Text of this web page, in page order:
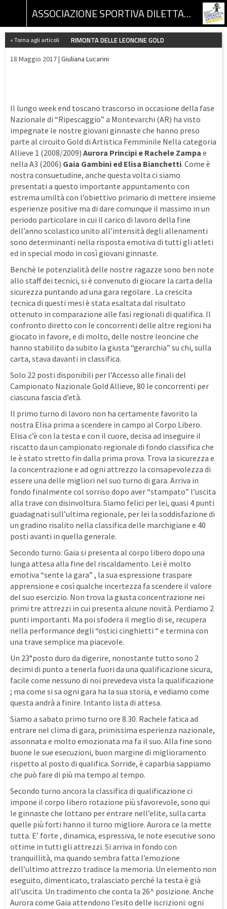
ASSOCIAZIONE SPORTIVA DILETTANTISTICA GINNASTICA ARTISTICA RECANATI
« Torna agli articoli RIMONTA DELLE LEONCINE GOLD
18 Maggio 2017 | Giuliana Lucarini
Il lungo week end toscano trascorso in occasione della fase
Nazionale di “Ripescaggio” a Montevarchi (AR) ha visto
impegnate le nostre giovani ginnaste che hanno preso
parte al circuito Gold di Artistica Femminile Nella categoria
Allieve 1 (2008/2009) Aurora Principi e Rachele Zampa e
nella A3 (2006) Gaia Gambini ed Elisa Bianchetti. Come è
nostra consuetudine, anche questa volta ci siamo
presentati a questo importante appuntamento con
estrema umiltà con l’obiettivo primario di mettere insieme
esperienze positive ma di dare comunque il massimo in un
periodo particolare in cui il carico di lavoro della fine
dell’anno scolastico unito all’intensità degli allenamenti
sono determinanti nella risposta emotiva di tutti gli atleti
ed in special modo in così giovani ginnaste.
Benchè le potenzialità delle nostre ragazze sono ben note
allo staff dei tecnici, si è convenuto di giocare la carta della
sicurezza puntando ad una gara regolare . La crescita
tecnica di questi mesi è stata esaltata dal risultato
ottenuto in comparazione alle fasi regionali di qualifica. Il
confronto diretto con le concorrenti delle altre regioni ha
giocato in favore, e di molto, delle nostre leoncine che
hanno stabilito da subito la giusta “gerarchia” su chi, sulla
carta, stava davanti in classifica.
Solo 22 posti disponibili per l’Accesso alle finali del
Campionato Nazionale Gold Allieve, 80 le concorrenti per
ciascuna fascia d’età.
Il primo turno di lavoro non ha certamente favorito la
nostra Elisa prima a scendere in campo al Corpo Libero.
Elisa c’è con la testa e con il cuore, decisa ad inseguire il
riscatto da un campionato regionale di fondo classifica che
le è stato stretto fin dalla prima prova. Trova la sicurezza e
la concentrazione e ad ogni attrezzo la consapevolezza di
essere una delle migliori nel suo turno di gara. Arriva in
fondo finalmente col sorriso dopo aver “stampato” l’uscita
alla trave con disinvoltura. Siamo felici per lei, quasi 4 punti
guadagnati sull’ultima regionale, per lei la soddisfazione di
un gradino risalito nella classifica delle marchigiane e 40
posti avanti in quella generale.
Secondo turno: Gaia si presenta al corpo libero dopo una
lunga attesa alla fine del riscaldamento. Lei è molto
emotiva “sente la gara” , la sua espressione traspare
apprensione e così qualche incertezza fa scendere il valore
del suo esercizio. Non trova la giusta concentrazione nei
primi tre attrezzi in cui presenta alcune novità. Perdiamo 2
punti importanti. Ma poi sfodera il meglio di se, recupera
nella performance degli “ostici cinghietti “ e termina con
una trave semplice ma piacevole.
Un 23°posto duro da digerire, nonostante tutto sono 2
decimi di punto a tenerla fuori da una qualificazione sicura,
facile come nessuno di noi prevedeva vista la qualificazione
; ma come si sa ogni gara ha la sua storia, e vediamo come
questa andrà a finire. Intanto lista di attesa.
Siamo a sabato primo turno ore 8.30. Rachele fatica ad
entrare nel clima di gara, primissima esperienza nazionale,
assonnata e molto emozionata ma fa il suo. Alla fine sono
buone le sue esecuzioni, buon margine di miglioramento
rispetto al posto di qualifica. Sorride, è caparbia sappiamo
che può fare di più ma tempo al tempo.
Secondo turno ancora la classifica di qualificazione ci
impone il corpo libero rotazione più sfavorevole, sono qui
le ginnaste che lottano per entrare nell’elite, sulla carta
quelle più forti hanno il turno migliore. Aurora ce la mette
tutta. E’ forte , dinamica, espressiva, le note esecutive sono
ottime in tutti gli attrezzi. Si arriva in fondo con
tranquillità, ma quando sembra fatta l’emozione
dell’ultimo attrezzo tradisce la memoria. Un elemento non
eseguito, dimenticato, tralasciato perché la testa è già
all’uscita. Un tradimento che conta la 26^ posizione. Anche
Aurora come Gaia attendono l’esito delle iscrizioni: ogni